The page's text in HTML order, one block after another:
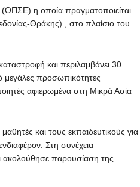
η οποία πραγματοποιείται
Θράκης) , στο πλαίσιο του
και περιλαμβάνει 30
μεγάλες προσωπικότητες
αφιερωμένα στη Μικρά Ασία
και τους εκπαιδευτικούς για
Στη συνέχεια
ακολούθησε παρουσίαση της